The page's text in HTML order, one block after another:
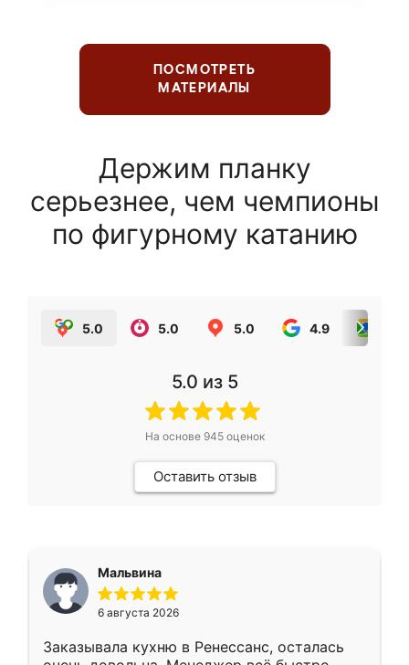
ПОСМОТРЕТЬ
МАТЕРИАЛЫ
Держим планку
серьезнее, чем чемпионы
по фигурному катанию
5.0 5.0 5.0 4.9
5.0 из 5
На основе 945оценок
Оставить отзыв
Мальвина
6 августа 2026
Заказывала кухню в Ренессанс, осталась